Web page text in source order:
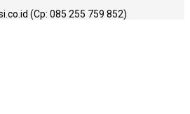
(Cp: 085 255 759 852)